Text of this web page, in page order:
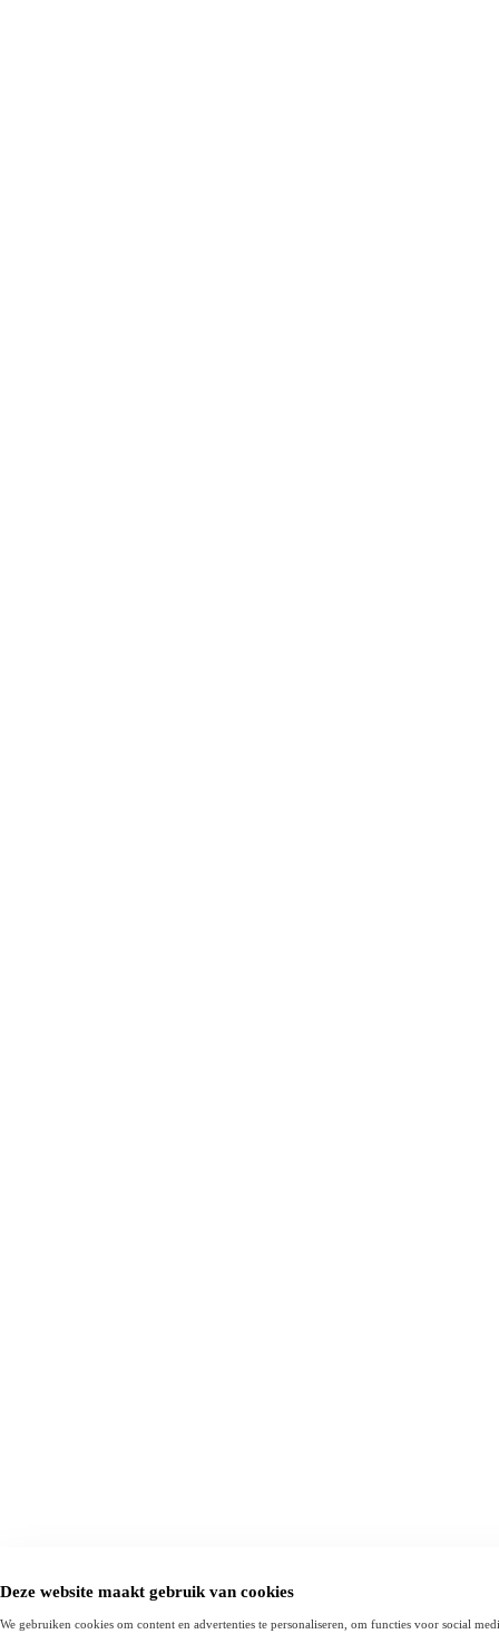
Deze website maakt gebruik van cookies
We gebruiken cookies om content en advertenties te personaliseren, om functies voor social